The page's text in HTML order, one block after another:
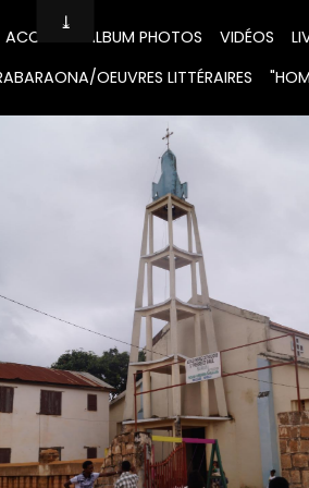
ACCUEIL ALBUM PHOTOS VIDÉOS
OEUVRES LITTÉRAIRES